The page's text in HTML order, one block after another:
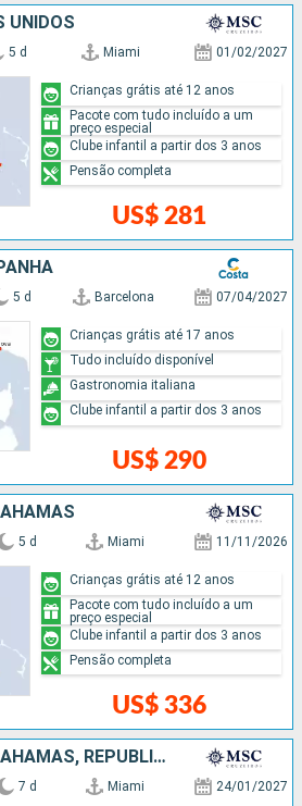
UNIDOS
5 d Miami 01/02/2027
US$ 281
Crianças grátis até 12 anos
Pacote com tudo incluído a um
preço especial
Clube infantil a partir dos 3 anos
Pensão completa
5 d Barcelona 07/04/2027
US$ 290
Crianças grátis até 17 anos
Tudo incluído disponível
Gastronomia italiana
Clube infantil a partir dos 3 anos
5 d Miami 11/11/2026
US$ 336
Crianças grátis até 12 anos
Pacote com tudo incluído a um
preço especial
Clube infantil a partir dos 3 anos
Pensão completa
ESTADOS UNIDOS, BAHAMAS, REPUBLICA DOMINICANA
7 d Miami 24/01/2027